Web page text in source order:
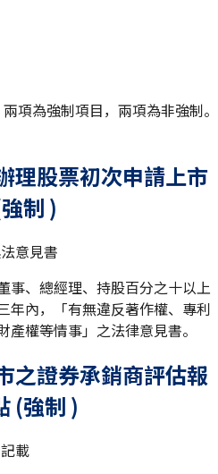
項為強制項目，兩項為非強制。
理股票初次申請上市
制 )
意見書
事、總經理、持股百分之十以上
年內，「有無違反著作權、專利
權等情事」之法律意見書。
之證券承銷商評估報
(強制 )
載